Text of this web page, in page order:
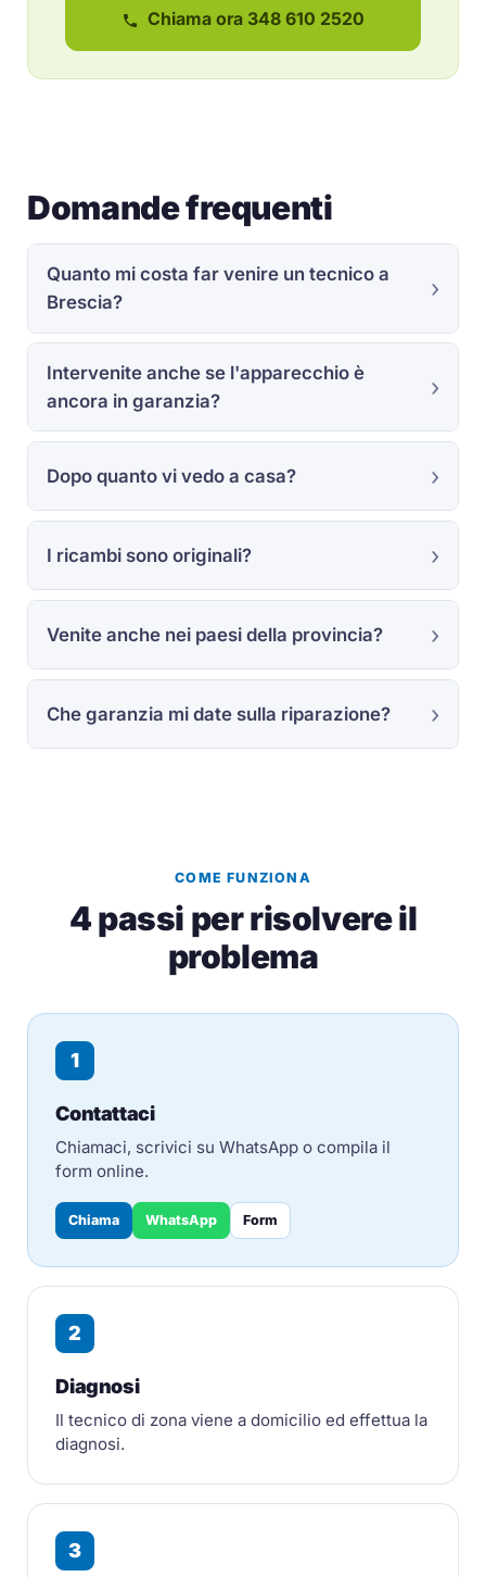
Chiama ora 348 610 2520
Domande frequenti
Quanto mi costa far venire un tecnico a
Brescia?
Intervenite anche se l'apparecchio è
ancora in garanzia?
Dopo quanto vi vedo a casa?
I ricambi sono originali?
Venite anche nei paesi della provincia?
Che garanzia mi date sulla riparazione?
COME FUNZIONA
4 passi per risolvere il
problema
1
Contattaci
Chiamaci, scrivici su WhatsApp o compila il
form online.
Chiama WhatsApp Form
2
Diagnosi
Il tecnico di zona viene a domicilio ed effettua la
diagnosi.
3